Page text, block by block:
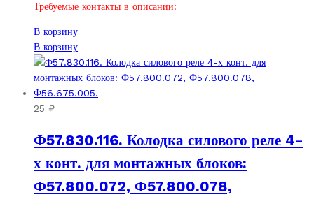
Требуемые контакты в описании:
В корзину
В корзину
25 ₽
Ф57.830.116. Колодка силового реле 4-
х конт. для монтажных блоков:
Ф57.800.072, Ф57.800.078,